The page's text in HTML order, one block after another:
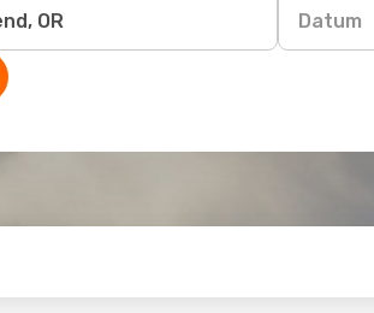
Datum